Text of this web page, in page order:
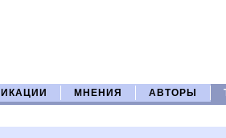
МНЕНИЯ АВТОРЫ